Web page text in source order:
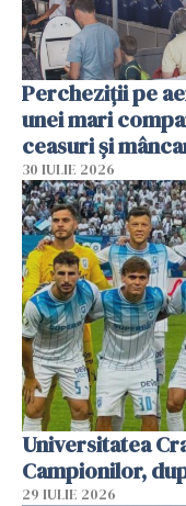
Percheziții pe
unei mari
ceasuri și
30 IULIE 2026
Universitatea
Campionilor,
29 IULIE 2026